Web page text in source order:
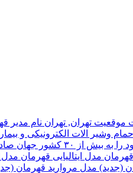
وشیر الات الکترونیکی و
تولید شده کارخانه
قهرمان مدل ایتالیایی
(جدید) مدل مروارید